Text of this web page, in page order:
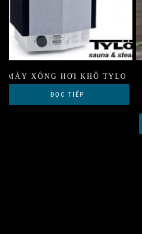
MÁY XÔNG HƠI KHÔ TYLO
ĐỌC TIẾP